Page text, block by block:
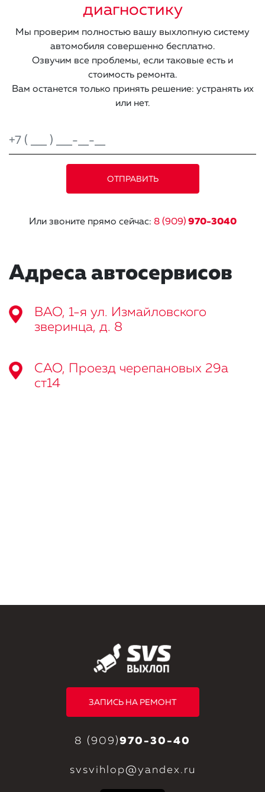
диагностику
Мы проверим полностью вашу выхлопную систему
автомобиля совершенно бесплатно.
Озвучим все проблемы, если таковые есть и
стоимость ремонта.
Вам останется только принять решение: устранять их
или нет.
Или звоните прямо сейчас: 8 (909) 970-3040
Адреса автосервисов
ВАО, 1-я ул. Измайловского
зверинца, д. 8
САО, Проезд черепановых 29а
ст14
ЗАПИСЬ НА РЕМОНТ
8 (909)970-30-40
svsvihlop@yandex.ru